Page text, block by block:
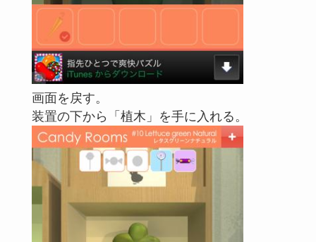
画面を戻す。
装置の下から「植木」を手に入れる。